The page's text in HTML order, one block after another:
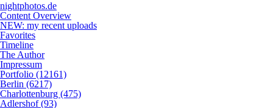
nightphotos.de
Content Overview
NEW: my recent uploads
Favorites
Timeline
The Author
Impressum
Portfolio (12161)
Berlin (6217)
Charlottenburg (475)
Adlershof (93)